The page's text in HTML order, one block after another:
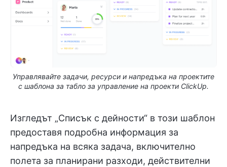
Управлявайте задачи, ресурси и напредъка на проектите
с шаблона за табло за управление на проекти ClickUp.
Изгледът „Списък с дейности“ в този шаблон
предоставя подробна информация за
напредъка на всяка задача, включително
полета за планирани разходи, действителни